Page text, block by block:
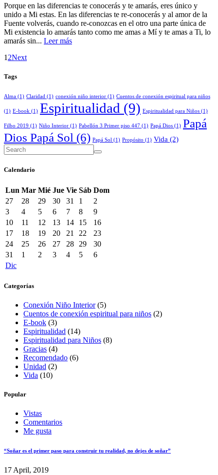
Porque en las diferencias te conocerás y te amarás, eres único y
unido a Mi estas. En las diferencias te re-conocerás y al amor de la
Fuente volverás, cuando re-conozcas en el otro una parte única de
Mi existencia lo amarás tanto como me amas a Mí y te amas a Ti, lo
amarás sin... Leer más
1 2Next
Tags
Alma (1) Claridad (1) conexión niño interior (1) Cuentos de conexión espiritual para niños
(1) E-book (1) Espiritualidad (9) Espiritualidad para Niños (1)
Filbo 2019 (1) Niño Interior (1) Pabellón 3 Primer piso 447 (1) Papá Dios (1) Papá
Dios Papá Sol (6) Papá Sol (1) Propósito (1) Vida (2)
Calendario
Lun Mar Mié Jue Vie Sáb Dom
27
28 29 30 31 1
2
3
4 5 6 7 8
9
10
11 12 13 14 15
16
17
18 19 20 21 22
23
24
25 26 27 28 29
30
31
1 2 3 4 5
6
Dic
Categorías
Conexión Niño Interior(5)
Cuentos de conexión espiritual para niños (2)
E-book (3)
Espiritualidad (14)
Espiritualidad para Niños (8)
Gracias (4)
Recomendado (6)
Unidad (2)
Vida (10)
Popular
Vistas
Comentarios
Me gusta
“Soñar es el primer paso para construir tu realidad, no dejes de soñar”
17 April, 2019